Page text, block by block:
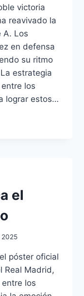
victoria
reavivado la
A. Los
en defensa
su ritmo
estrategia
los
lograr estos…
el
2025
póster oficial
Real Madrid,
los